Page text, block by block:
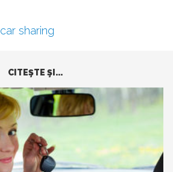
car sharing
CITEŞTE ŞI...